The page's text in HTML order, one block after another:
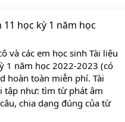
học kỳ 1 năm học
và các em học sinh Tài liệu
1 năm học 2022-2023 (có
hoàn toàn miễn phí. Tài
tập như: tìm từ phát âm
chia dạng đúng của từ